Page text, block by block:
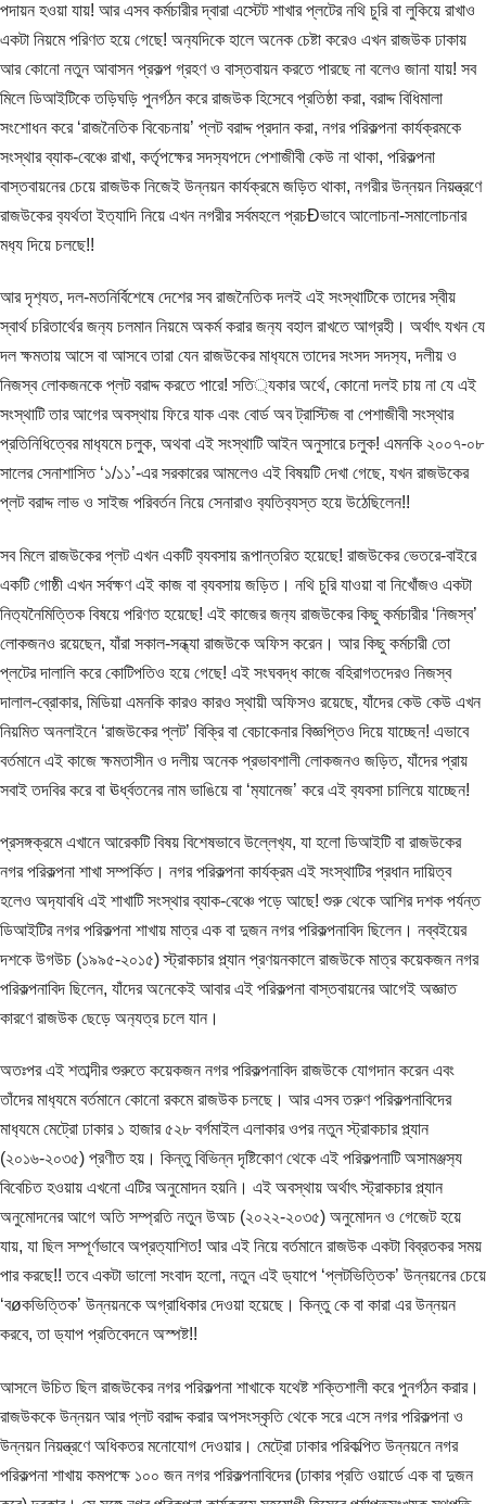
পদায়ন হওয়া যায়! আর এসব কর্মচারীর দ্বারা এস্টেট শাখার প্লটের নথি চুরি বা লুকিয়ে রাখাও
একটা নিয়মে পরিণত হয়ে গেছে! অন‍্যদিকে হালে অনেক চেষ্টা করেও এখন রাজউক ঢাকায়
আর কোনো নতুন আবাসন প্রকল্প গ্রহণ ও বাস্তবায়ন করতে পারছে না বলেও জানা যায়! সব
মিলে ডিআইটিকে তড়িঘড়ি পুনর্গঠন করে রাজউক হিসেবে প্রতিষ্ঠা করা, বরাদ্দ বিধিমালা
সংশোধন করে ‘রাজনৈতিক বিবেচনায়’ প্লট বরাদ্দ প্রদান করা, নগর পরিকল্পনা কার্যক্রমকে
সংস্থার ব্যাক-বেঞ্চে রাখা, কর্তৃপক্ষের সদস‍্যপদে পেশাজীবী কেউ না থাকা, পরিকল্পনা
বাস্তবায়নের চেয়ে রাজউক নিজেই উন্নয়ন কার্যক্রমে জড়িত থাকা, নগরীর উন্নয়ন নিয়ন্ত্রণে
রাজউকের ব‍্যর্থতা ইত‍্যাদি নিয়ে এখন নগরীর সর্বমহলে প্রচÐভাবে আলোচনা-সমালোচনার
মধ‍্য দিয়ে চলছে!!
আর দৃশ‍্যত, দল-মতনির্বিশেষে দেশের সব রাজনৈতিক দলই এই সংস্থাটিকে তাদের স্বীয়
স্বার্থ চরিতার্থের জন‍্য চলমান নিয়মে অকর্ম করার জন‍্য বহাল রাখতে আগ্রহী। অর্থাৎ যখন যে
দল ক্ষমতায় আসে বা আসবে তারা যেন রাজউকের মাধ‍্যমে তাদের সংসদ সদস‍্য, দলীয় ও
নিজস্ব লোকজনকে প্লট বরাদ্দ করতে পারে! সতি‍্যকার অর্থে, কোনো দলই চায় না যে এই
সংস্থাটি তার আগের অবস্থায় ফিরে যাক এবং বোর্ড অব ট্রাস্টিজ বা পেশাজীবী সংস্থার
প্রতিনিধিত্বের মাধ‍্যমে চলুক, অথবা এই সংস্থাটি আইন অনুসারে চলুক! এমনকি ২০০৭-০৮
সালের সেনাশাসিত ‘১/১১’-এর সরকারের আমলেও এই বিষয়টি দেখা গেছে, যখন রাজউকের
প্লট বরাদ্দ লাভ ও সাইজ পরিবর্তন নিয়ে সেনারাও ব‍্যতিব‍্যস্ত হয়ে উঠেছিলেন!!
সব মিলে রাজউকের প্লট এখন একটি ব‍্যবসায় রূপান্তরিত হয়েছে! রাজউকের ভেতরে-বাইরে
একটি গোষ্ঠী এখন সর্বক্ষণ এই কাজ বা ব‍্যবসায় জড়িত। নথি চুরি যাওয়া বা নিখোঁজও একটা
নিত‍্যনৈমিত্তিক বিষয়ে পরিণত হয়েছে! এই কাজের জন‍্য রাজউকের কিছু কর্মচারীর ‘নিজস্ব’
লোকজনও রয়েছেন, যাঁরা সকাল-সন্ধ্যা রাজউকে অফিস করেন। আর কিছু কর্মচারী তো
প্লটের দালালি করে কোটিপতিও হয়ে গেছে! এই সংঘবদ্ধ কাজে বহিরাগতদেরও নিজস্ব
দালাল-ব্রোকার, মিডিয়া এমনকি কারও কারও স্থায়ী অফিসও রয়েছে, যাঁদের কেউ কেউ এখন
নিয়মিত অনলাইনে ‘রাজউকের প্লট’ বিক্রি বা বেচাকেনার বিজ্ঞপ্তিও দিয়ে যাচ্ছেন! এভাবে
বর্তমানে এই কাজে ক্ষমতাসীন ও দলীয় অনেক প্রভাবশালী লোকজনও জড়িত, যাঁদের প্রায়
সবাই তদবির করে বা ঊর্ধ্বতনের নাম ভাঙিয়ে বা ‘ম‍্যানেজ’ করে এই ব‍্যবসা চালিয়ে যাচ্ছেন!
প্রসঙ্গক্রমে এখানে আরেকটি বিষয় বিশেষভাবে উল্লেখ‍্য, যা হলো ডিআইটি বা রাজউকের
নগর পরিকল্পনা শাখা সম্পর্কিত। নগর পরিকল্পনা কার্যক্রম এই সংস্থাটির প্রধান দায়িত্ব
হলেও অদ‍্যাবধি এই শাখাটি সংস্থার ব্যাক-বেঞ্চে পড়ে আছে! শুরু থেকে আশির দশক পর্যন্ত
ডিআইটির নগর পরিকল্পনা শাখায় মাত্র এক বা দুজন নগর পরিকল্পনাবিদ ছিলেন। নব্বইয়ের
দশকে উগউচ (১৯৯৫-২০১৫) স্ট্রাকচার প্ল্যান প্রণয়নকালে রাজউকে মাত্র কয়েকজন নগর
পরিকল্পনাবিদ ছিলেন, যাঁদের অনেকেই আবার এই পরিকল্পনা বাস্তবায়নের আগেই অজ্ঞাত
কারণে রাজউক ছেড়ে অন‍্যত্র চলে যান।
অতঃপর এই শতাব্দীর শুরুতে কয়েকজন নগর পরিকল্পনাবিদ রাজউকে যোগদান করেন এবং
তাঁদের মাধ‍্যমে বর্তমানে কোনো রকমে রাজউক চলছে। আর এসব তরুণ পরিকল্পনাবিদের
মাধ‍্যমে মেট্রো ঢাকার ১ হাজার ৫২৮ বর্গমাইল এলাকার ওপর নতুন স্ট্রাকচার প্ল্যান
(২০১৬-২০৩৫) প্রণীত হয়। কিন্তু বিভিন্ন দৃষ্টিকোণ থেকে এই পরিকল্পনাটি অসামঞ্জ‍স‍্য
বিবেচিত হওয়ায় এখনো এটির অনুমোদন হয়নি। এই অবস্থায় অর্থাৎ স্ট্রাকচার প্ল্যান
অনুমোদনের আগে অতি সম্প্রতি নতুন উঅচ (২০২২-২০৩৫) অনুমোদন ও গেজেট হয়ে
যায়, যা ছিল সম্পূর্ণভাবে অপ্রত‍্যাশিত! আর এই নিয়ে বর্তমানে রাজউক একটা বিব্রতকর সময়
পার করছে!! তবে একটা ভালো সংবাদ হলো, নতুন এই ড‍্যাপে ‘প্লটভিত্তিক’ উন্নয়নের চেয়ে
‘বøকভিত্তিক’ উন্নয়নকে অগ্রাধিকার দেওয়া হয়েছে। কিন্তু কে বা কারা এর উন্নয়ন
করবে, তা ড‍্যাপ প্রতিবেদনে অস্পষ্ট!!
আসলে উচিত ছিল রাজউকের নগর পরিকল্পনা শাখাকে যথেষ্ট শক্তিশালী করে পুনর্গঠন করার।
রাজউককে উন্নয়ন আর প্লট বরাদ্দ করার অপসংস্কৃতি থেকে সরে এসে নগর পরিকল্পনা ও
উন্নয়ন নিয়ন্ত্রণে অধিকতর মনোযোগ দেওয়ার। মেট্রো ঢাকার পরিকল্পিত উন্নয়নে নগর
পরিকল্পনা শাখায় কমপক্ষে ১০০ জন নগর পরিকল্পনাবিদের (ঢাকার প্রতি ওয়ার্ডে এক বা দুজন